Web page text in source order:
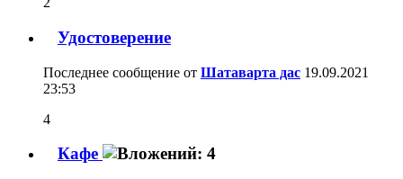
Удостоверение
Последнее сообщение от Шатаварта дас 19.09.2021
23:53
4
Кафе